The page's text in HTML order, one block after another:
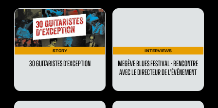
STORY
30 GUITARISTES D’EXCEPTION
INTERVIEWS
MEGÈVE BLUES FESTIVAL - RENCONTRE
AVEC LE DIRECTEUR DE L'ÉVÉNEMENT